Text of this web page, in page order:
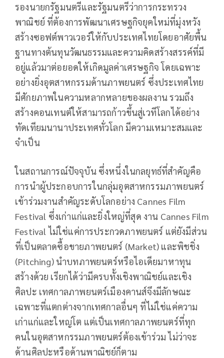
รองนายกรัฐมนตรีและรัฐมนตรีว่าการกระทรวง
พาณิชย์ ที่ต้องการพัฒนาเศรษฐกิจยุคใหม่ที่มุ่งหวัง
สร้างซอฟต์พาวเวอร์ให้กับประเทศไทยโดยอาศัยพื้น
ฐานทางต้นทุนวัฒนธรรมและความคิดสร้างสรรค์ที่มี
อยู่แล้วมาต่อยอดให้เกิดมูลค่าเศรษฐกิจ โดยเฉพาะ
อย่างยิ่งอุตสาหกรรมด้านภาพยนตร์ ซึ่งประเทศไทย
มีศักยภาพในความหลากหลายของผลงาน รวมถึง
สร้างคอนเทนต์ให้สามารถก้าวขึ้นสู่เวทีโลกได้อย่าง
ทัดเทียมนานาประเทศทั่วโลก มีความเหมาะสมและ
จำเป็น
ในสถานการณ์ปัจจุบัน ซึ่งหนึ่งในกลยุทธ์ที่สำคัญคือ
การนำผู้ประกอบการในกลุ่มอุตสาหกรรมภาพยนตร์
เข้าร่วมงานสำคัญระดับโลกอย่าง Cannes Film
Festival ซึ่งเก่าแก่และยิ่งใหญ่ที่สุด งาน Cannes Film
Festival ไม่ใช่แค่การประกวดภาพยนตร์ แต่ยังมีส่วน
ที่เป็นตลาดซื้อขายภาพยนตร์ (Market) และพิชชิ่ง
(Pitching) นำบทภาพยนตร์หรือไอเดียมาหาทุน
สร้างด้วย เรียกได้ว่ามีครบทั้งเชิงพาณิชย์และเชิง
ศิลปะ เทศกาลภาพยนตร์เมืองคานส์จึงมีลักษณะ
เฉพาะที่แตกต่างจากเทศกาลอื่นๆ ที่ไม่ใช่แค่ความ
เก่าแก่และใหญ่โต แต่เป็นเทศกาลภาพยนตร์ที่ทุก
คนในอุตสาหกรรมภาพยนตร์ต้องเข้าร่วม ไม่ว่าจะ
ด้านศิลปะหรือด้านพาณิชย์ก็ตาม